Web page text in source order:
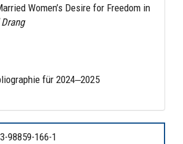
Women’s Desire for Freedom in
für 2024‒2025
98859-166-1